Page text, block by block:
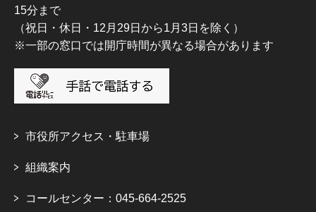
15分まで
（祝日・休日・12月29日から1月3日を除く）
※一部の窓口では開庁時間が異なる場合があります
市役所アクセス・駐車場
組織案内
コールセンター：045-664-2525